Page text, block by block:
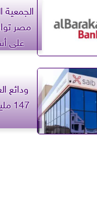
الجمعية
مصر
على
147 مليار جنيه بنهاية مارس 2026